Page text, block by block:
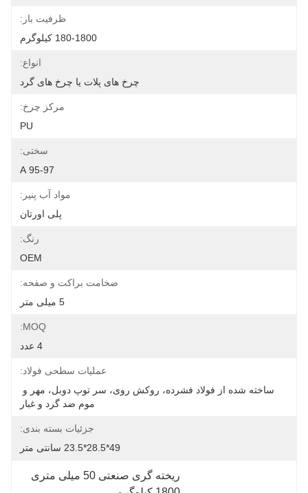
ظرفیت بار:
180-1800 کیلوگرم
انواع:
چرخ های پلات یا چرخ های گرد
مرکز چرخ:
PU
سختی:
95-97 A
مواد آب پنیر:
پلی اورتان
رنگ:
OEM
ضخامت براکت و صفحه:
5 میلی متر
MOQ:
4 عدد
عملیات سطحی فولاد:
موم ضد گرد و غبار
جزئیات بسته بندی:
49*28.5*23.5 سانتی متر